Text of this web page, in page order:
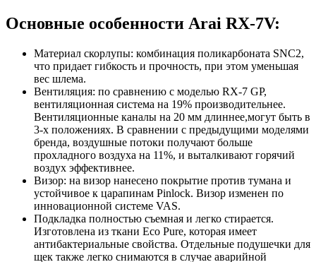
Основные особенности Arai RX-7V:
Материал скорлупы: комбинация поликарбоната SNC2,
что придает гибкость и прочность, при этом уменьшая
вес шлема.
Вентиляция: по сравнению с моделью RX-7 GP,
вентиляционная система на 19% производительнее.
Вентиляционные каналы на 20 мм длиннее,могут быть в
3-х положениях. В сравнении с предыдущими моделями
бренда, воздушные потоки получают больше
прохладного воздуха на 11%, и выталкивают горячий
воздух эффективнее.
Визор: на визор нанесено покрытие против тумана и
устойчивое к царапинам Pinlock. Визор изменен по
инновационной системе VAS.
Подкладка полностью съемная и легко стирается.
Изготовлена из ткани Eco Pure, которая имеет
антибактериальные свойства. Отдельные подушечки для
щек также легко снимаются в случае аварийной